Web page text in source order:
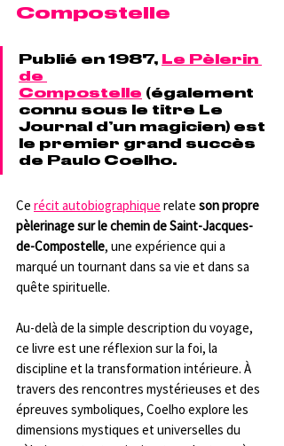
Compostelle
Publié en 1987, Le Pèlerin
de
Compostelle (également
connu sous le titre Le
Journal d’un magicien) est
le premier grand succès
de Paulo Coelho.
Ce récit autobiographique relate son propre
pèlerinage sur le chemin de Saint-Jacques-
de-Compostelle, une expérience qui a
marqué un tournant dans sa vie et dans sa
quête spirituelle.
Au-delà de la simple description du voyage,
ce livre est une réflexion sur la foi, la
discipline et la transformation intérieure. À
travers des rencontres mystérieuses et des
épreuves symboliques, Coelho explore les
dimensions mystiques et universelles du